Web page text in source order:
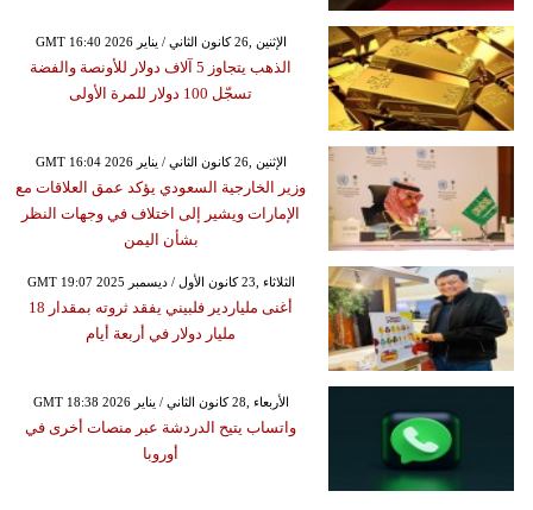
GMT 16:40 2026 الإثنين ,26 كانون الثاني / يناير
الذهب يتجاوز 5 آلاف دولار للأونصة والفضة
تسجّل 100 دولار للمرة الأولى
GMT 16:04 2026 الإثنين ,26 كانون الثاني / يناير
وزير الخارجية السعودي يؤكد عمق العلاقات مع
الإمارات ويشير إلى اختلاف في وجهات النظر
بشأن اليمن
GMT 19:07 2025 الثلاثاء ,23 كانون الأول / ديسمبر
أغنى ملياردير فلبيني يفقد ثروته بمقدار 18
مليار دولار في أربعة أيام
GMT 18:38 2026 الأربعاء ,28 كانون الثاني / يناير
واتساب يتيح الدردشة عبر منصات أخرى في
أوروبا